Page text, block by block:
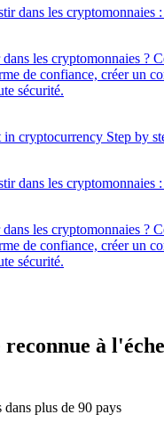
dans les cryptomonnaies
les cryptomonnaies ?
de confiance, créer un
sécurité.
dans les cryptomonnaies
les cryptomonnaies ?
de confiance, créer un
sécurité.
à
plus de 90 pays